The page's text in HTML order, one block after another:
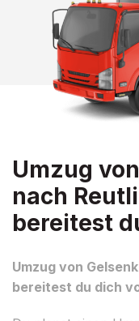
Umzug
nach
bereitest
Umzug von
bereitest du dich